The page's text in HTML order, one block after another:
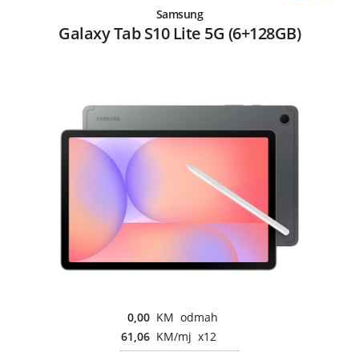
Samsung
Galaxy Tab S10 Lite 5G (6+128GB)
0,00 KM odmah
61,06 KM/mj x12